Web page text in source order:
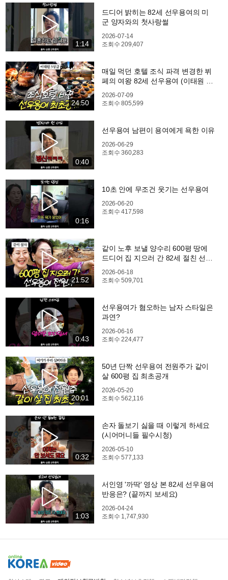
1:14
드디어 밝히는 82세 선우용여의 미
군 양자와의 첫사랑썰
2026-07-14
조회수209,407
24:50
매일 먹던 호텔 조식 파격 변경한 뷔
페의 여왕 82세 선우용여 (이태원 5
2026-07-09
조회수805,599
0:40
선우용여 남편이 용여에게 욕한 이유
2026-06-29
조회수360,283
0:16
10초 안에 무조건 웃기는 선우용여
2026-06-20
조회수417,598
21:52
같이 노후 보낼 양수리 600평 땅에
드디어 집 지으러 간 82세 절친 선우
2026-06-18
조회수509,701
0:43
선우용여가 혐오하는 남자 스타일은
과연?
2026-06-16
조회수224,477
20:01
50년 단짝 선우용여 전원주가 같이
살 600평 집 최초공개
2026-05-20
조회수562,116
0:32
손자 돌보기 싫을 때 이렇게 하세요
(시어머니들 필수시청)
2026-05-10
조회수577,133
1:03
서인영 '까딱' 영상 본 82세 선우용여
반응은? (끝까지 보세요)
2026-04-24
조회수 1,747,930